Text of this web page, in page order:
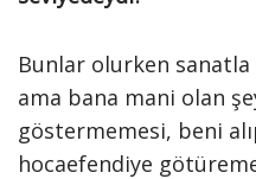
Bunlar olurken
ama bana mani olan
göstermemesi, beni
hocaefendiye